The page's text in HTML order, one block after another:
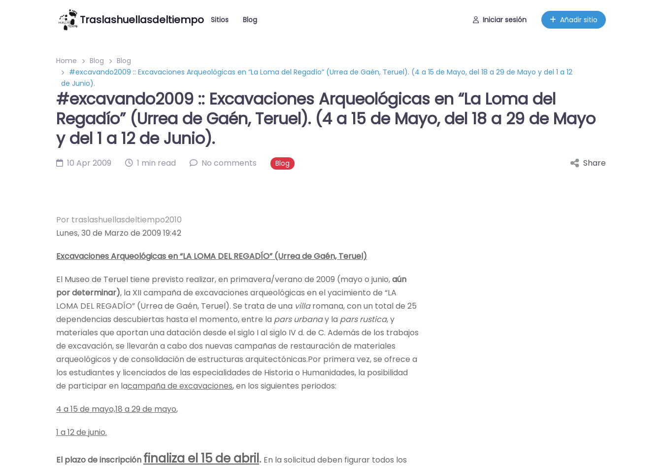
Traslashuellasdeltiempo Sitios Blog Iniciar sesión Añadir sitio
Home Blog
Blog
#excavando2009 :: Excavaciones Arqueológicas en “La Loma del Regadío” (Urrea de Gaén, Teruel). (4 a 15 de Mayo, del 18 a 29 de Mayo y del 1 a 12
de Junio).
#excavando2009 :: Excavaciones Arqueológicas en “La Loma del
Regadío” (Urrea de Gaén, Teruel). (4 a 15 de Mayo, del 18 a 29 de Mayo
y del 1 a 12 de Junio).
10 Apr 2009 1 min read No comments Blog Share
Por traslashuellasdeltiempo2010
Lunes, 30 de Marzo de 2009 19:42
Excavaciones Arqueológicas en “LA LOMA DEL REGADÍO”(Urrea de Gaén, Teruel)
El Museo de Teruel tiene previsto realizar, en primavera/verano de 2009 (mayo o junio,aún
por determinar), la XII campaña de excavaciones arqueológicas en el yacimiento de “LA
LOMA DEL REGADÍO” (Urrea de Gaén, Teruel). Se trata de una villaromana, con un total de 25
dependencias descubiertas hasta el momento, entre la pars urbanay la pars rustica, y
materiales que aportan una datación desde el siglo I al siglo IV d. de C. Además de los trabajos
de excavación, se llevarán a cabo dos nuevas campañas de restauración de materiales
arqueológicos y de consolidación de estructuras arquitectónicas.Por primera vez, se ofrece a
los estudiantes y licenciados de las especialidades de Historia o Humanidades, la posibilidad
de participar en lacampaña de excavaciones, en los siguientes periodos:
4 a 15 de mayo,18 a 29 de mayo,
1 a 12 de junio.
El plazo deinscripción finaliza el 15 de abril. En la solicitud deben figurar todos los